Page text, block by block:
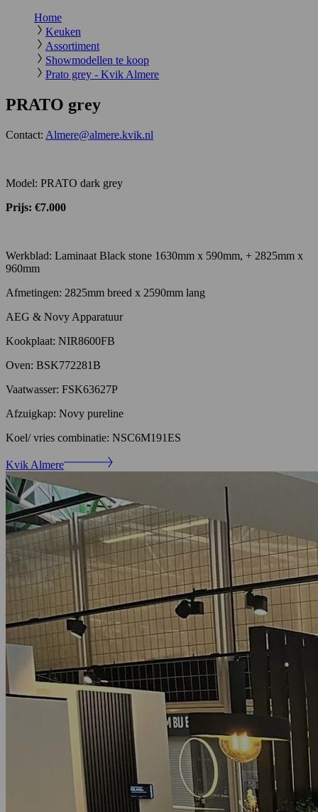
Home
Keuken
Assortiment
Showmodellen te koop
Prato grey - Kvik Almere
PRATO grey
Contact: Almere@almere.kvik.nl
Model: PRATO dark grey
Prijs: €7.000
Werkblad: Laminaat Black stone 1630mm x 590mm, + 2825mm x
960mm
Afmetingen: 2825mm breed x 2590mm lang
AEG & Novy Apparatuur
Kookplaat: NIR8600FB
Oven: BSK772281B
Vaatwasser: FSK63627P
Afzuigkap: Novy pureline
Koel/ vries combinatie: NSC6M191ES
Kvik Almere